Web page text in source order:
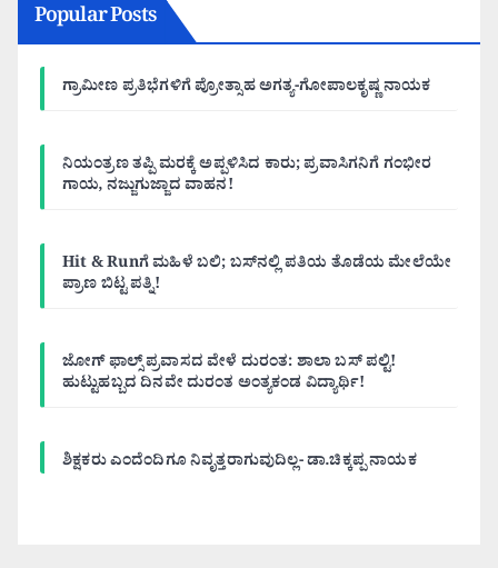
Popular Posts
ಗ್ರಾಮೀಣ ಪ್ರತಿಭೆಗಳಿಗೆ ಪ್ರೋತ್ಸಾಹ ಅಗತ್ಯ-ಗೋಪಾಲಕೃಷ್ಣ ನಾಯಕ
ನಿಯಂತ್ರಣ ತಪ್ಪಿ ಮರಕ್ಕೆ ಅಪ್ಪಳಿಸಿದ ಕಾರು; ಪ್ರವಾಸಿಗನಿಗೆ ಗಂಭೀರ
ಗಾಯ, ನಜ್ಜುಗುಜ್ಜಾದ ವಾಹನ!
Hit & Runಗೆ ಮಹಿಳೆ ಬಲಿ; ಬಸ್‌ನಲ್ಲಿ ಪತಿಯ ತೊಡೆಯ ಮೇಲೆಯೇ
ಪ್ರಾಣ ಬಿಟ್ಟ ಪತ್ನಿ!
ಜೋಗ್ ಫಾಲ್ಸ್ ಪ್ರವಾಸದ ವೇಳೆ ದುರಂತ: ಶಾಲಾ ಬಸ್ ಪಲ್ಟಿ!
ಹುಟ್ಟುಹಬ್ಬದ ದಿನವೇ ದುರಂತ ಅಂತ್ಯಕಂಡ ವಿದ್ಯಾರ್ಥಿ!
ಶಿಕ್ಷಕರು ಎಂದೆಂದಿಗೂ ನಿವೃತ್ತರಾಗುವುದಿಲ್ಲ- ಡಾ.ಚಿಕ್ಕಪ್ಪ ನಾಯಕ